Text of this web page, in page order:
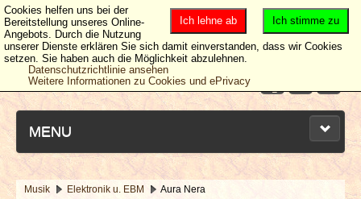
MENU
Musik Elektronik u. EBM Aura Nera
Ich stimme zu
Ich lehne ab
Cookies helfen uns bei der
Bereitstellung unseres Online-
Angebots. Durch die Nutzung
unserer Dienste erklären Sie sich damit einverstanden, dass wir Cookies
setzen. Sie haben auch die Möglichkeit abzulehnen.
Datenschutzrichtlinie ansehen
Weitere Informationen zu Cookies und ePrivacy